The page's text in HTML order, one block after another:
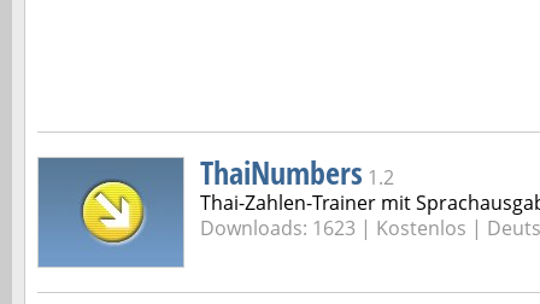
ThaiNumbers 1.2
Thai-Zahlen-Trainer mit
Downloads: 1623 | Kostenlos |